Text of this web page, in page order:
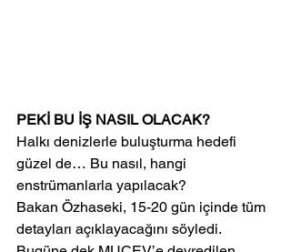
PEKİ BU İŞ NASIL OLACAK?
Halkı denizlerle buluşturma hedefi
güzel de… Bu nasıl, hangi
enstrümanlarla yapılacak?
Bakan Özhaseki, 15-20 gün içinde tüm
detayları açıklayacağını söyledi.